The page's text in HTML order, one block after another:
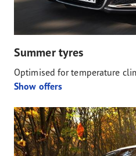
Summer tyres
Optimised for temperature
Show offers